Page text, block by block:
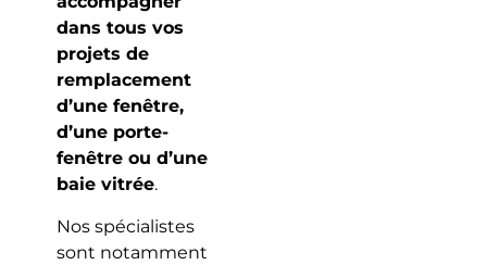
dans tous vos
projets de
remplacement
d’une fenêtre,
d’une porte-
fenêtre ou d’une
baie vitrée.
Nos spécialistes
sont notamment